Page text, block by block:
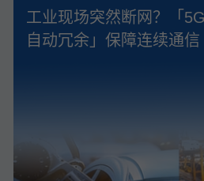
工业现场突然断网？「
自动冗余」保障连续通信